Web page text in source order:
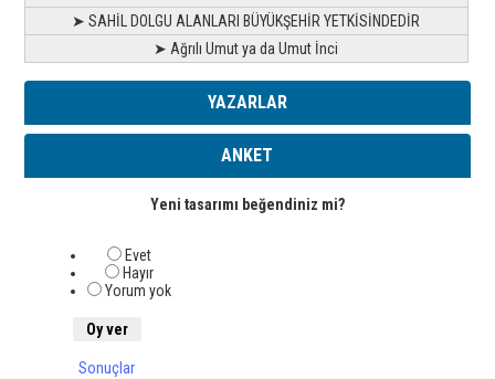
➤ SAHİL DOLGU ALANLARI BÜYÜKŞEHİR YETKİSİNDEDİR
➤ Ağrılı Umut ya da Umut İnci
YAZARLAR
ANKET
Yeni tasarımı beğendiniz mi?
Evet
Hayır
Yorum yok
Sonuçlar